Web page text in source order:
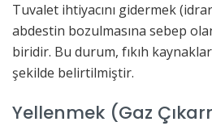
Tuvalet ihtiyacını gidermek
abdestin bozulmasına sebep
biridir. Bu durum, fıkıh
şekilde belirtilmiştir.
Yellenmek (Gaz